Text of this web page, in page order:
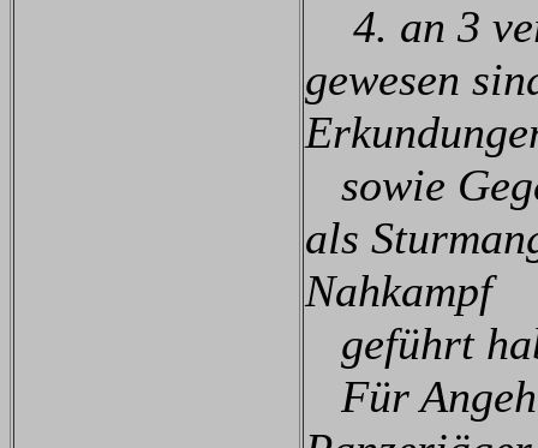
4. an 3
gewesen
sowie
als
Nahkampf
geführt
Für